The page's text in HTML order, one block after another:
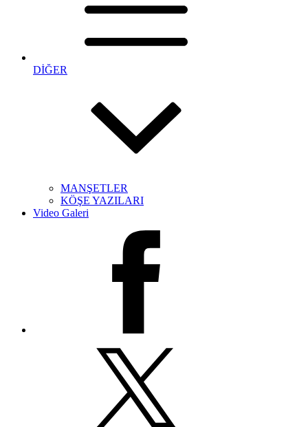
DİĞER
MANŞETLER
KÖŞE YAZILARI
Video Galeri